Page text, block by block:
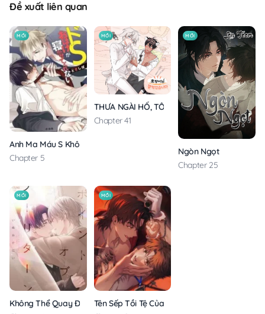
Đề xuất liên quan
MỚI
Anh Ma Máu S Không Cho Tôi Ngủ Yên
Chapter 5
MỚI
THƯA NGÀI HỔ, TÔI ĐÃ ĂN RẤT NGON MIỆNG
Chapter 41
MỚI
Ngòn Ngọt
Chapter 25
MỚI
Không Thể Quay Đầu
MỚI
Tên Sếp Tồi Tệ Của Tôi